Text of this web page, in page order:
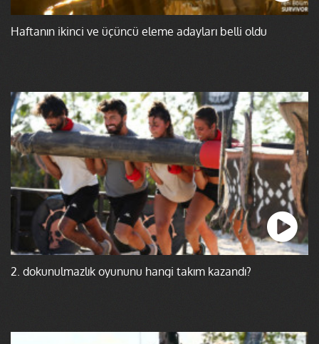
Haftanın ikinci ve üçüncü eleme adayları belli oldu
2. dokunulmazlık oyununu hangi takım kazandı?